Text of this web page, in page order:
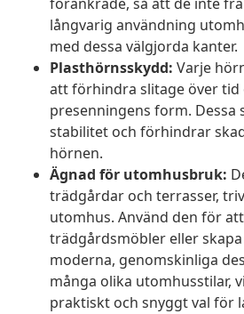
långvarig användning
med dessa välgjorda kanter.
Plasthörnsskydd: Varje
att förhindra slitage över tid
presenningens form. Dessa
stabilitet och förhindrar
hörnen.
Ägnad för utomhusbruk:
trädgårdar och terrasser,
utomhus. Använd den för
trädgårdsmöbler eller
moderna, genomskinliga
många olika utomhusstilar,
praktiskt och snyggt val för